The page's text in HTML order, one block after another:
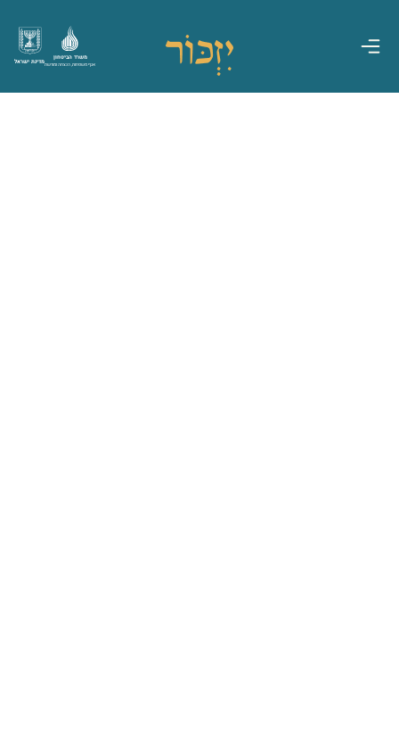
מדינת ישראל
משרד הביטחון
אגף משפחות, הנצחה ומורשת